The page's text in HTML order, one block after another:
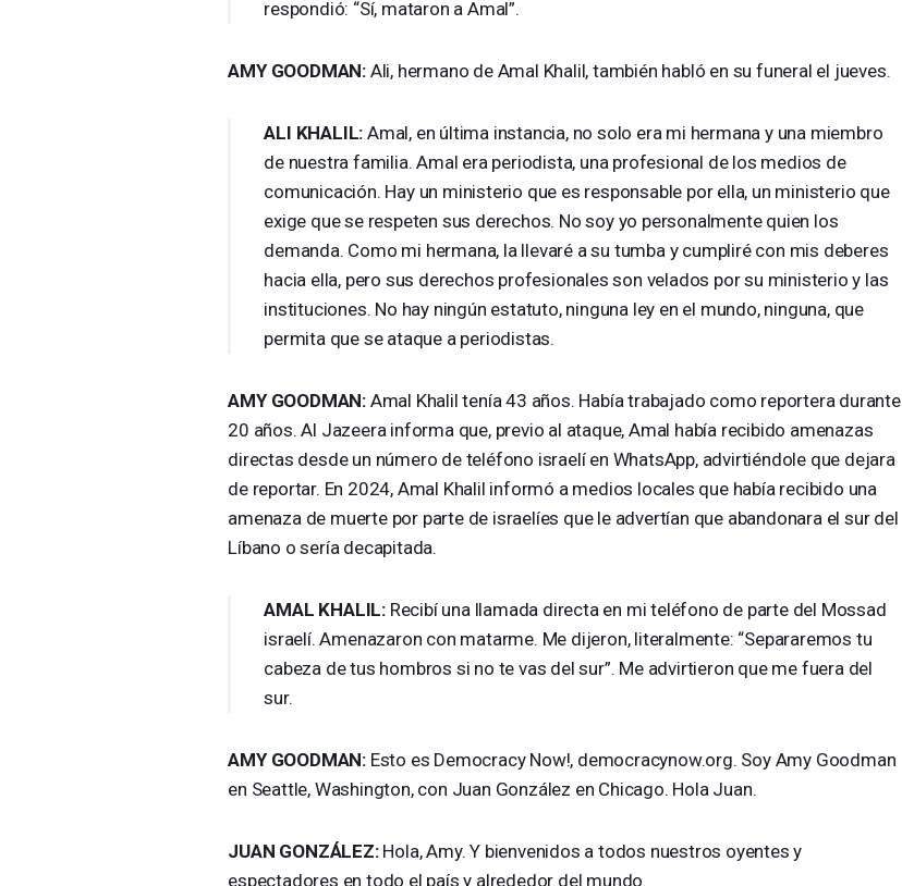
respondió: “Sí, mataron a Amal”.
AMY GOODMAN:Ali, hermano de Amal Khalil, también habló en su funeral el jueves.
ALI KHALIL: Amal, en última instancia, no solo era mi hermana y una miembro
de nuestra familia. Amal era periodista, una profesional de los medios de
comunicación. Hay un ministerio que es responsable por ella, un ministerio que
exige que se respeten sus derechos. No soy yo personalmente quien los
demanda. Como mi hermana, la llevaré a su tumba y cumpliré con mis deberes
hacia ella, pero sus derechos profesionales son velados por su ministerio y las
instituciones. No hay ningún estatuto, ninguna ley en el mundo, ninguna, que
permita que se ataque a periodistas.
AMY GOODMAN:Amal Khalil tenía 43 años. Había trabajado como reportera durante
20 años. Al Jazeera informa que, previo al ataque, Amal había recibido amenazas
directas desde un número de teléfono israelí en WhatsApp, advirtiéndole que dejara
de reportar. En 2024, Amal Khalil informó a medios locales que había recibido una
amenaza de muerte por parte de israelíes que le advertían que abandonara el sur del
Líbano o sería decapitada.
AMAL KHALIL:Recibí una llamada directa en mi teléfono de parte del Mossad
israelí. Amenazaron con matarme. Me dijeron, literalmente: “Separaremos tu
cabeza de tus hombros si no te vas del sur”. Me advirtieron que me fuera del
sur.
AMY GOODMAN:Esto es Democracy Now!, democracynow.org. Soy Amy Goodman
en Seattle, Washington, con Juan González en Chicago. Hola Juan.
JUAN GONZÁLEZ:Hola, Amy. Y bienvenidos a todos nuestros oyentes y
espectadores en todo el país y alrededor del mundo.